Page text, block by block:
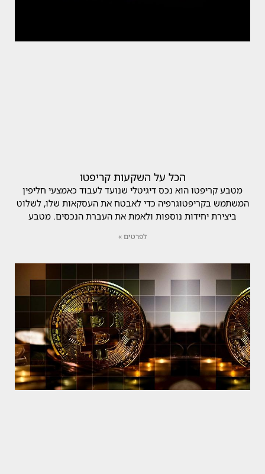
הכל על השקעות קריפטו
מטבע קריפטו הוא נכס דיגיטלי שנועד לעבוד כאמצעי חליפין
המשתמש בקריפטוגרפיה כדי לאבטח את העסקאות שלו, לשלוט
ביצירת יחידות נוספות ולאמת את העברת הנכסים. מטבע
לפרטים »